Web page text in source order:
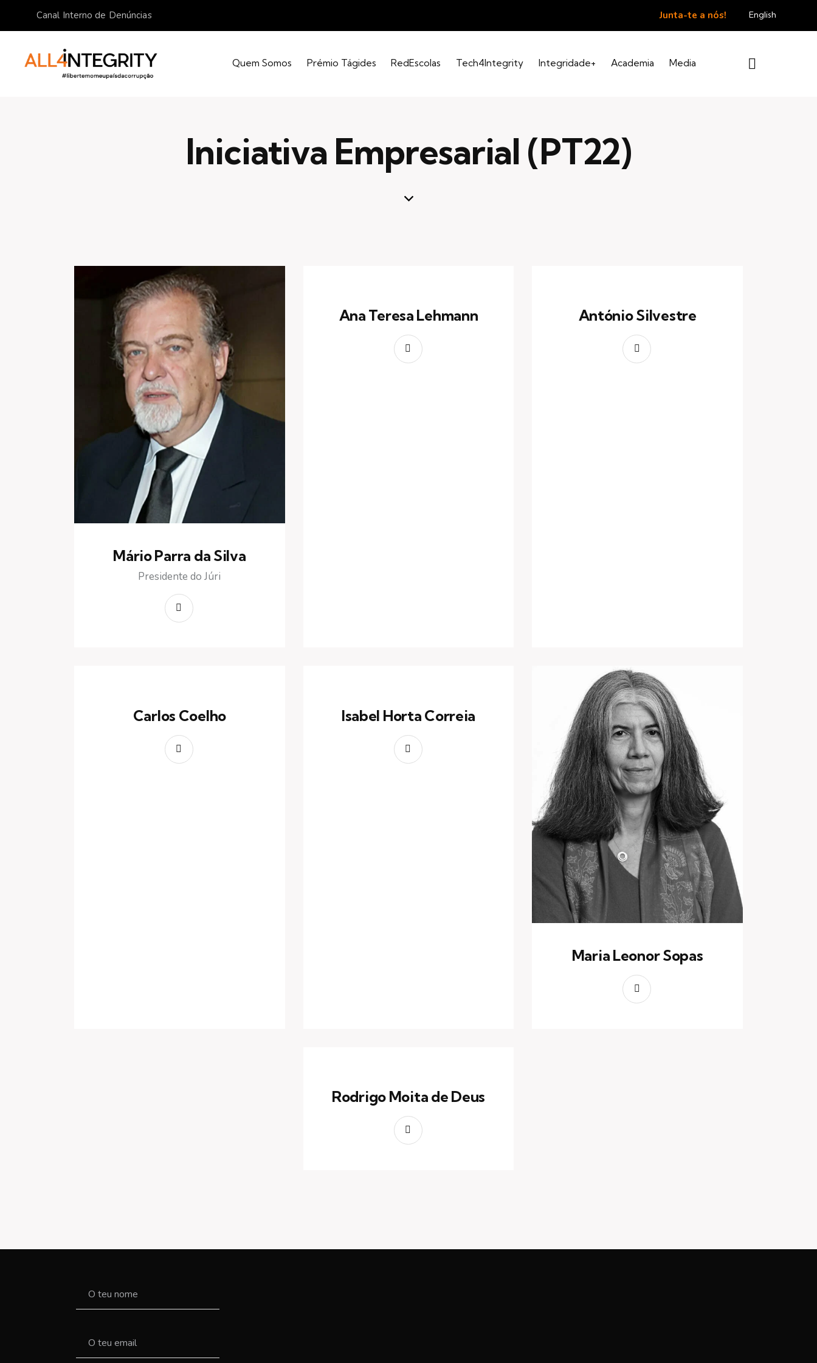
Canal Interno de Denúncias Junta-te a nós! English
Quem Somos Prémio Tágides RedEscolas Tech4Integrity Integridade+ Academia Media
Iniciativa Empresarial (PT22)
Mário Parra da Silva
Presidente do Júri
Ana Teresa Lehmann António Silvestre
Carlos Coelho Isabel Horta Correia
Maria Leonor Sopas
Rodrigo Moita de Deus